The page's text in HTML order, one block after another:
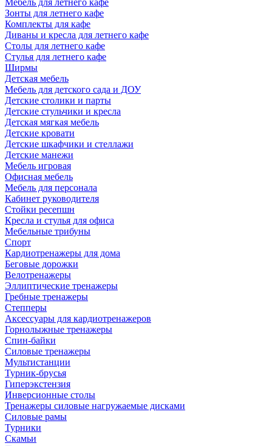
Мебель для летнего кафе
Зонты для летнего кафе
Комплекты для кафе
Диваны и кресла для летнего кафе
Столы для летнего кафе
Стулья для летнего кафе
Ширмы
Детская мебель
Мебель для детского сада и ДОУ
Детские столики и парты
Детские стульчики и кресла
Детская мягкая мебель
Детские кровати
Детские шкафчики и стеллажи
Детские манежи
Мебель игровая
Офисная мебель
Мебель для персонала
Кабинет руководителя
Стойки ресепшн
Кресла и стулья для офиса
Мебельные трибуны
Спорт
Кардиотренажеры для дома
Беговые дорожки
Велотренажеры
Эллиптические тренажеры
Гребные тренажеры
Степперы
Аксессуары для кардиотренажеров
Горнолыжные тренажеры
Спин-байки
Силовые тренажеры
Мультистанции
Турник-брусья
Гиперэкстензия
Инверсионные столы
Тренажеры силовые нагружаемые дисками
Силовые рамы
Турники
Скамьи